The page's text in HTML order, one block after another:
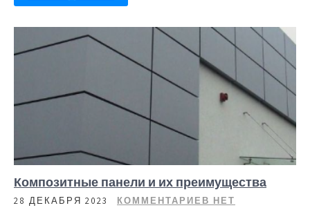
Композитные панели и их преимущества
28 ДЕКАБРЯ 2023 КОММЕНТАРИЕВ НЕТ